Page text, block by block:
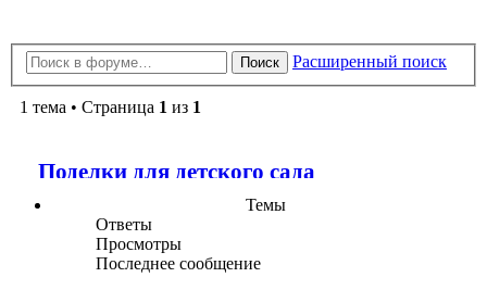
Поиск Расширенный поиск
1 тема • Страница 1 из 1
Поделки для детского сада
Темы
Ответы
Просмотры
Последнее сообщение